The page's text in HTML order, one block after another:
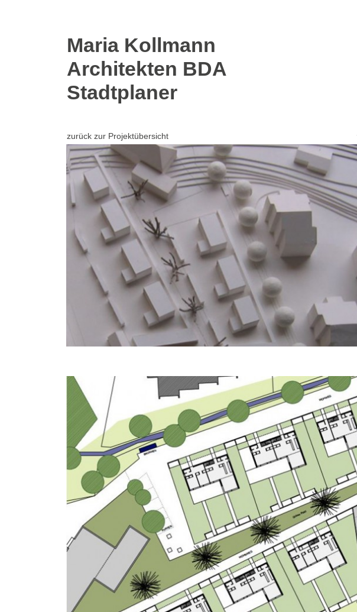
Maria Kollmann
Architekten BDA
Stadtplaner
zurück zur Projektübersicht